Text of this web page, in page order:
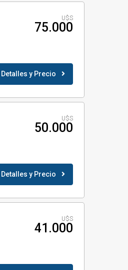
U$S
75.000
Detalles y Precio
U$S
50.000
Detalles y Precio
U$S
41.000